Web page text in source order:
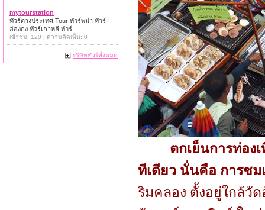
ตกเย็นการท่อง
ทีเดียว นั่นคือ การช
ริมคลอง ตั้งอยู่ใกล้วั
mytourstation
ทัวร์ต่างประเทศ Tour ทัวร์พม่า ทัวร์
ฮ่องกง ทัวร์เกาหลี ทัวร์
เข้าชม: 120 | ความคิดเห็น: 0
บริษัททัวร์ทั้งหมด